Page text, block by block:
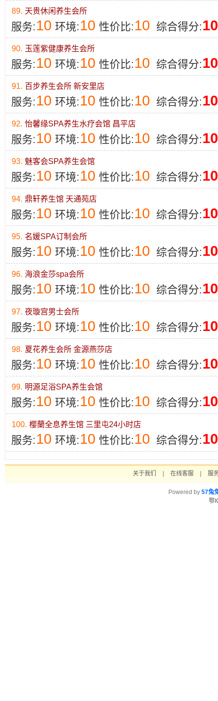
89. 天贵休闲养生会所
服务: 10 环境: 10 性价比: 10 综合得分:10
90. 玉莲紫健康养生会所
服务: 10 环境: 10 性价比: 10 综合得分:10
91. 百步养生会所 新安里店
服务: 10 环境: 10 性价比: 10 综合得分:10
92. 怡馨缘SPA养生水疗会馆 昌平店
服务: 10 环境: 10 性价比: 10 综合得分:10
93. 魅客会SPA养生会馆
服务: 10 环境: 10 性价比: 10 综合得分:10
94. 鼎轩养生馆 天通苑店
服务: 10 环境: 10 性价比: 10 综合得分:10
95. 名媛SPA订制会所
服务: 10 环境: 10 性价比: 10 综合得分:10
96. 海浪金莎spa会所
服务: 10 环境: 10 性价比: 10 综合得分:10
97. 夜璇宫男士会所
服务: 10 环境: 10 性价比: 10 综合得分:10
98. 夏花养生会所 金源燕莎店
服务: 10 环境: 10 性价比: 10 综合得分:10
99. 明源足浴SPA养生会馆
服务: 10 环境: 10 性价比: 10 综合得分:10
100. 樱蘭全息养生馆 三里屯24小时店
服务: 10 环境: 10 性价比: 10 综合得分:10
关于我们 在线客服 服
Powered by 57兔
鄂